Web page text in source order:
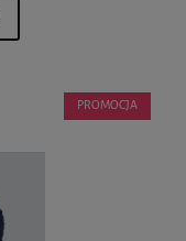
PROMOCJA